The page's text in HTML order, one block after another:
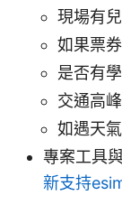
現場有
如果票
是否有
交通高
如遇天
專案工具
新支持